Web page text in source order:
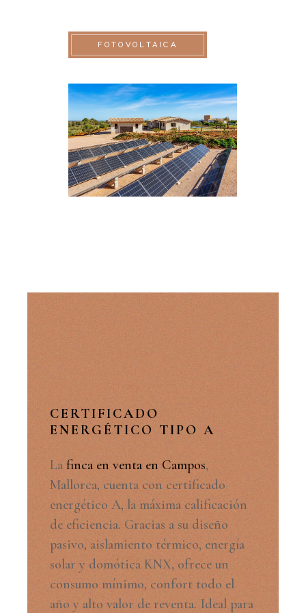
FOTOVOLTAICA
CERTIFICADO
ENERGÉTICO TIPO A
Lafinca en venta en Campos,
Mallorca, cuenta con certificado
energético A, la máxima calificación
de eficiencia. Gracias a su diseño
pasivo, aislamiento térmico, energía
solar y domótica KNX, ofrece un
consumo mínimo, confort todo el
año y alto valor de reventa. Ideal para